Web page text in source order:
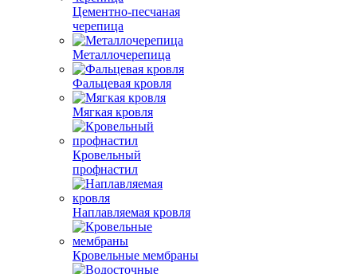
Цементно-песчаная
черепица
Металлочерепица
Фальцевая кровля
Мягкая кровля
Кровельный
профнастил
Наплавляемая кровля
Кровельные мембраны